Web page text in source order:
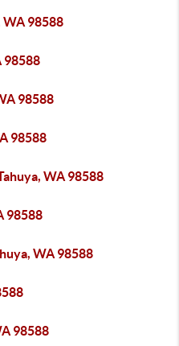
WA 98588
98588
98588
98588
WA 98588
98588
WA 98588
98588